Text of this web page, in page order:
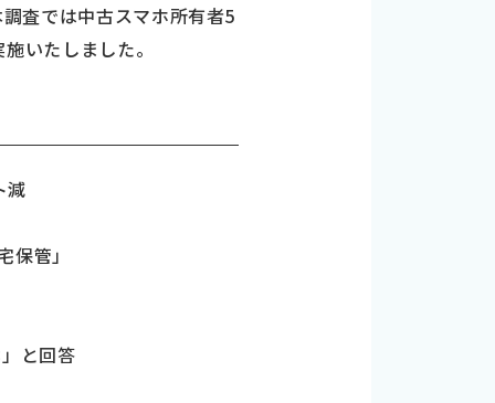
査では中古スマホ所有者5
いたしました。
減
管」
と回答